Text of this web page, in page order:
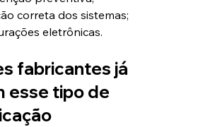
correta dos sistemas;
eletrônicas.
fabricantes já
esse tipo de